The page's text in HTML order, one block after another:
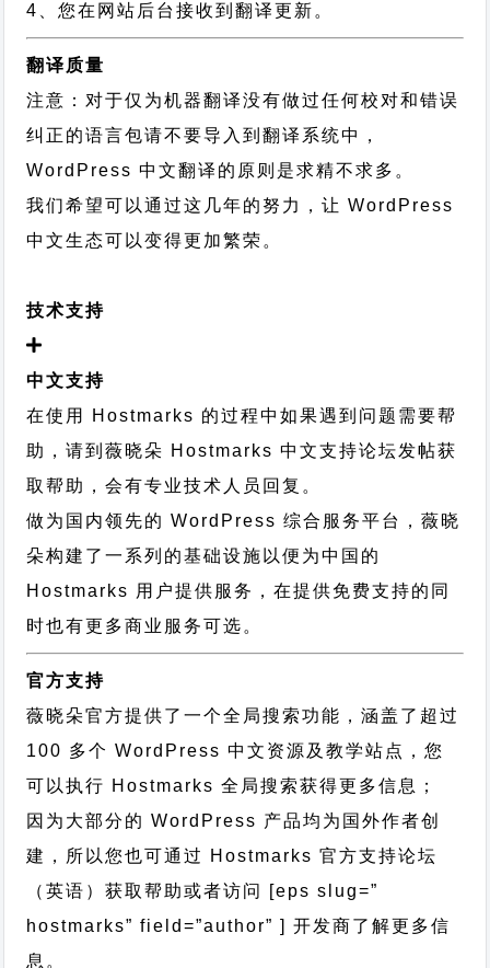
4、您在网站后台接收到翻译更新。
翻译质量
注意：对于仅为机器翻译没有做过任何校对和错误
纠正的语言包请不要导入到翻译系统中，
WordPress 中文翻译的原则 是求精不求多。
我们希望可以通过这几年的努力，让 WordPress
中文生态可以变得更加繁荣。
技术支持
中文支持
在使用 Hostmarks 的过程中如果遇到问题需要帮
助，请到薇晓朵 Hostmarks 中文支持论坛发帖获
取帮助，会有专业技术人员回复。
做为国内领先的 WordPress 综合服务平台，薇晓
朵构建了一系列的基础设施以便为中国的
Hostmarks 用户提供服务，在提供免费支持的同
时也有更多商业服务可选。
官方支持
薇晓朵官方提供了一个全局搜索功能，涵盖了超过
100 多个 WordPress 中文资源及教学站点，您
可以执行 Hostmarks 全局搜索获得更多信息；
因为大部分的 WordPress 产品均为国外作者创
建，所以您也可通过 Hostmarks 官方支持论坛
（英语）获取帮助或者访问 [eps slug=”
hostmarks” field=”author” ] 开发商了解更多信
息。